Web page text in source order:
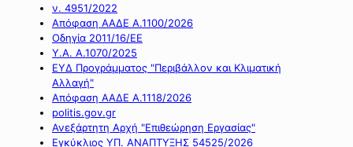
ν. 4951/2022
Απόφαση ΑΑΔΕ Α.1100/2026
Οδηγία 2011/16/ΕΕ
Υ.Α. Α.1070/2025
ΕΥΔ Προγράμματος "Περιβάλλον και Κλιματική
Αλλαγή"
Απόφαση ΑΑΔΕ Α.1118/2026
politis.gov.gr
Ανεξάρτητη Αρχή "Επιθεώρηση Εργασίας"
Εγκύκλιος ΥΠ. ΑΝΑΠΤΥΞΗΣ 54525/2026